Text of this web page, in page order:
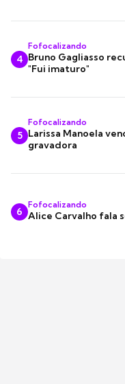
4
Fofocalizando
Bruno Gagliasso
"Fui imaturo"
5
Fofocalizando
Larissa Manoela
gravadora
6
Fofocalizando
Alice Carvalho fala